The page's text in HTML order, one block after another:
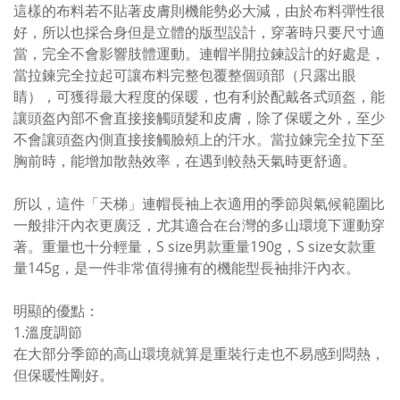
這樣的布料若不貼著皮膚則機能勢必大減，由於布料彈性很
好，所以也採合身但是立體的版型設計，穿著時只要尺寸適
當，完全不會影響肢體運動。連帽半開拉鍊設計的好處是，
當拉鍊完全拉起可讓布料完整包覆整個頭部（只露出眼
睛），可獲得最大程度的保暖，也有利於配戴各式頭盔，能
讓頭盔內部不會直接接觸頭髮和皮膚，除了保暖之外，至少
不會讓頭盔內側直接接觸臉頰上的汗水。當拉鍊完全拉下至
胸前時，能增加散熱效率，在遇到較熱天氣時更舒適。
所以，這件「天梯」連帽長袖上衣適用的季節與氣候範圍比
一般排汗內衣更廣泛，尤其適合在台灣的多山環境下運動穿
著。重量也十分輕量，S size男款重量190g，S size女款重
量145g，是一件非常值得擁有的機能型長袖排汗內衣。
明顯的優點：
1.溫度調節
在大部分季節的高山環境就算是重裝行走也不易感到悶熱，
但保暖性剛好。